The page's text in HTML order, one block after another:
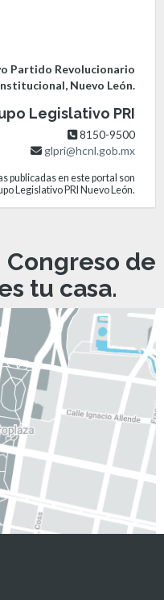
Partido Revolucionario
Nuevo León.
Legislativo PRI
8150-9500
glpri@hcnl.gob.mx
publicadas en este portal son
Legislativo PRI Nuevo León.
Congreso de
tu casa.